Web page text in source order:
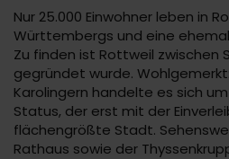
Nur 25.000 Einwohner leben
Württembergs und eine
Zu finden ist Rottweil zwischen
gegründet wurde.
Karolingern handelte es sich
Status, der erst mit der
flächengrößte Stadt.
Rathaus sowie der